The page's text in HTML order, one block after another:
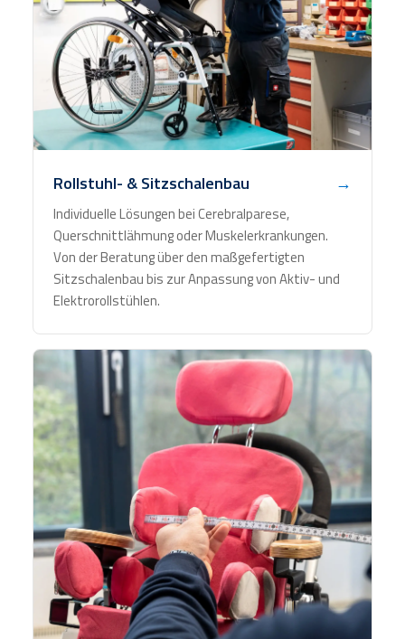
Rollstuhl- & Sitzschalenbau →
Individuelle Lösungen bei Cerebralparese,
Querschnittlähmung oder Muskelerkrankungen.
Von der Beratung über den maßgefertigten
Sitzschalenbau bis zur Anpassung von Aktiv- und
Elektrorollstühlen.